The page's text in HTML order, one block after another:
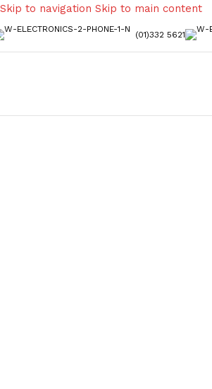
Skip to navigation Skip to main content
(01)332 5621